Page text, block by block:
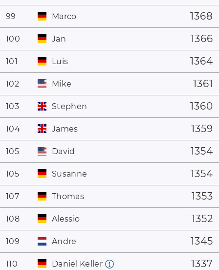
99 Marco 1368
100 Jan 1366
101 Luis 1364
102 Mike 1361
103 Stephen 1360
104 James 1359
105 David 1354
105 Susanne 1354
107 Thomas 1353
108 Alessio 1352
109 Andre 1345
110 Daniel Keller 1337